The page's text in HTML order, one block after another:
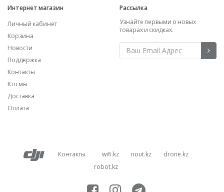
Интернет магазин
Личный кабинет
Корзина
Новости
Поддержка
Контакты
Кто мы
Доставка
Оплата
Рассылка
Узнайте первыми о новых
товарах и скидках.
Контакты wifi.kz nout.kz
drone.kz
robot.kz